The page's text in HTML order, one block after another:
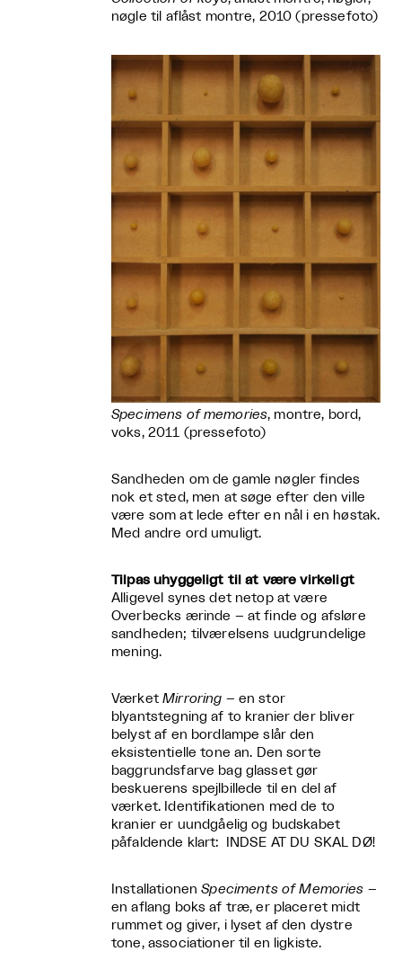
nøgle til aflåst montre, 2010 (pressefoto)
Specimens of memories, montre, bord,
voks, 2011 (pressefoto)
Sandheden om de gamle nøgler findes
nok et sted, men at søge efter den ville
være som at lede efter en nål i en høstak.
Med andre ord umuligt.
Tilpas uhyggeligt til at være virkeligt
Alligevel synes det netop at være
Overbecks ærinde – at finde og afsløre
sandheden; tilværelsens uudgrundelige
mening.
VærketMirroring – en stor
blyantstegning af to kranier der bliver
belyst af en bordlampe slår den
eksistentielle tone an. Den sorte
baggrundsfarve bag glasset gør
beskuerens spejlbillede til en del af
værket. Identifikationen med de to
kranier er uundgåelig og budskabet
påfaldende klart: INDSE AT DU SKAL DØ!
InstallationenSpeciments of Memories –
en aflang boks af træ, er placeret midt
rummet og giver, i lyset af den dystre
tone, associationer til en ligkiste.